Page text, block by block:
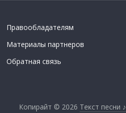
Правообладателям
Материалы партнеров
Обратная связь
Копирайт © 2026 Текст песни ♪